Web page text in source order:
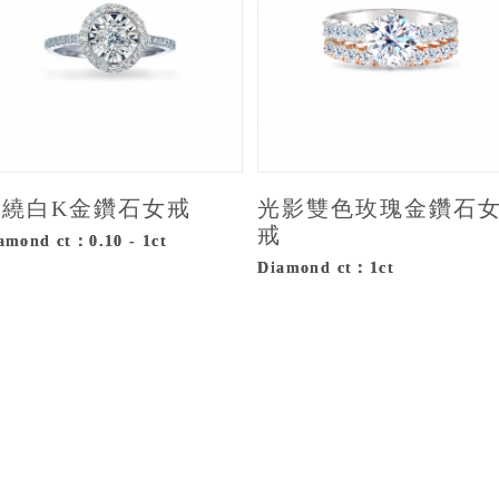
白K金鑽石女戒
ct：0.10 - 1ct
光影雙色玫瑰金鑽石
戒
Diamond ct：1ct